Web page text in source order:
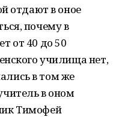
отдают в оное
почему в
от 40 до 50
училища нет,
в том же
в оном
Тимофей